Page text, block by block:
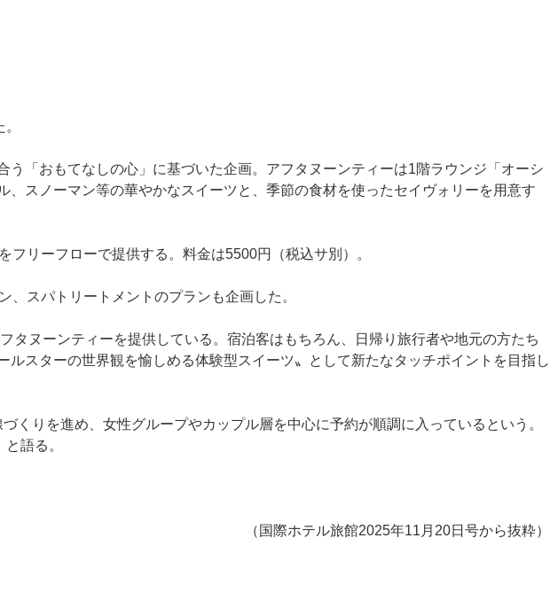
「おもてなしの心」に基づいた企画。アフタヌーンティーは1階ラウンジ「オーシ
スノーマン等の華やかなスイーツと、季節の食材を使ったセイヴォリーを用意す
リーフローで提供する。料金は5500円（税込サ別）。
スパトリートメントのプランも企画した。
ヌーンティーを提供している。宿泊客はもちろん、日帰り旅行者や地元の方たち
スターの世界観を愉しめる体験型スイーツ〟として新たなタッチポイントを目指し
くりを進め、女性グループやカップル層を中心に予約が順調に入っているという。
語る。
（国際ホテル旅館2025年11月20日号から抜粋）